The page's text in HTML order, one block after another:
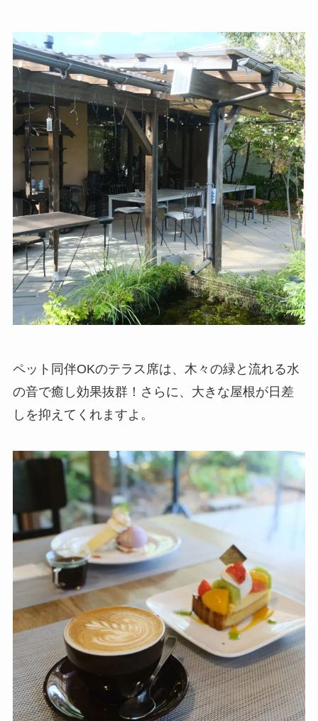
ペット同伴OKのテラス席は、木々の緑と流れる水
の音で癒し効果抜群！さらに、大きな屋根が日差
しを抑えてくれますよ。